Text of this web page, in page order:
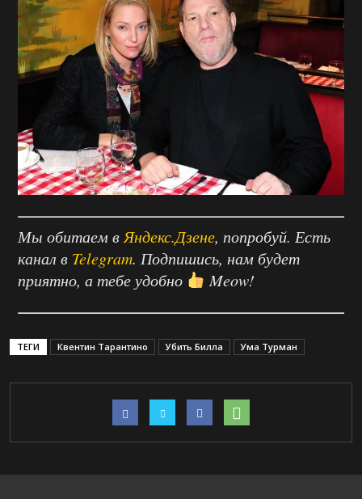
Мы обитаем вЯндекс.Дзене, попробуй. Есть
канал в Telegram. Подпишись, нам будет
приятно, а тебе удобно
Meow!
ТЕГИ Квентин Тарантино Убить Билла Ума Турман